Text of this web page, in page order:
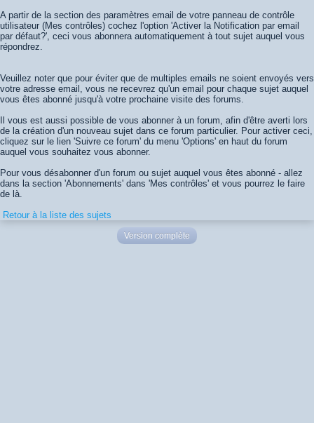
A partir de la section des paramètres email de votre panneau de contrôle
utilisateur (Mes contrôles) cochez l'option 'Activer la Notification par email
par défaut?', ceci vous abonnera automatiquement à tout sujet auquel vous
répondrez.
Veuillez noter que pour éviter que de multiples emails ne soient envoyés vers
votre adresse email, vous ne recevrez qu'un email pour chaque sujet auquel
vous êtes abonné jusqu'à votre prochaine visite des forums.
Il vous est aussi possible de vous abonner à un forum, afin d'être averti lors
de la création d'un nouveau sujet dans ce forum particulier. Pour activer ceci,
cliquez sur le lien 'Suivre ce forum' du menu 'Options' en haut du forum
auquel vous souhaitez vous abonner.
Pour vous désabonner d'un forum ou sujet auquel vous êtes abonné - allez
dans la section 'Abonnements' dans 'Mes contrôles' et vous pourrez le faire
de là.
Retour à la liste des sujets
Version complète